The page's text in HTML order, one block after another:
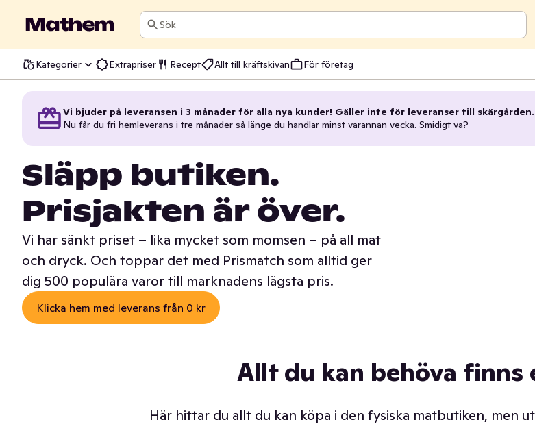
Sök
Kategorier Extrapriser Recept Allt till kräftskivan För företag
Vi bjuder på leveransen i 3 månader för alla nya kunder! Gäller inte för leveranser till skärgården.
Nu får du fri hemleverans i tre månader så länge du handlar minst varannan vecka. Smidigt va?
Släpp butiken.
Prisjakten är över.
Vi har sänkt priset – lika mycket som momsen – på all mat
och dryck. Och toppar det med Prismatch som alltid ger
dig 500 populära varor till marknadens lägsta pris.
Klicka hem med leverans från 0 kr
Allt du kan behöva
Här hittar du allt du kan köpa i den fysiska matbutiken, men